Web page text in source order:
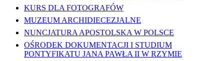
KURS DLA FOTOGRAFÓW
MUZEUM ARCHIDIECEZJALNE
NUNCJATURA APOSTOLSKA W POLSCE
OŚRODEK DOKUMENTACJI I STUDIUM
PONTYFIKATU JANA PAWŁA II W RZYMIE